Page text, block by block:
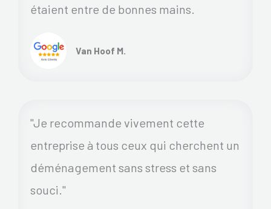
étaient entre de bonnes mains.
Van Hoof M.
"Je recommande vivement cette
entreprise à tous ceux qui cherchent un
déménagement sans stress et sans
souci."